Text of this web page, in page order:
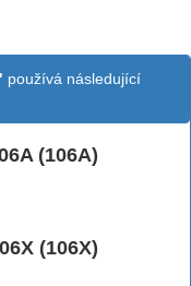
používá následující
(106A)
(106X)